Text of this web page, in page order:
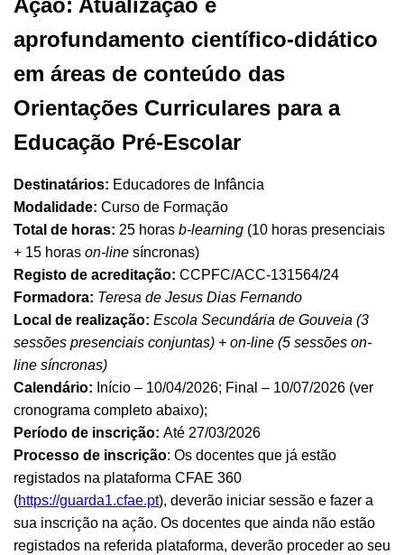
Ação: Atualização e
aprofundamento científico-didático
em áreas de conteúdo das
Orientações Curriculares para a
Educação Pré-Escolar
Destinatários: Educadores de Infância
Modalidade: Curso de Formação
Total de horas: 25 horas b-learning (10 horas presenciais
+ 15 horas on-line síncronas)
Registo de acreditação: CCPFC/ACC-131564/24
Formadora: Teresa de Jesus Dias Fernando
Local de realização: Escola Secundária de Gouveia (3
sessões presenciais conjuntas) + on-line (5 sessões on-
line síncronas)
Calendário: Início – 10/04/2026; Final – 10/07/2026 (ver
cronograma completo abaixo);
Período de inscrição: Até 27/03/2026
Processo de inscrição: Os docentes que já estão
registados na plataforma CFAE 360
(https://guarda1.cfae.pt), deverão iniciar sessão e fazer a
sua inscrição na ação. Os docentes que ainda não estão
registados na referida plataforma, deverão proceder ao seu